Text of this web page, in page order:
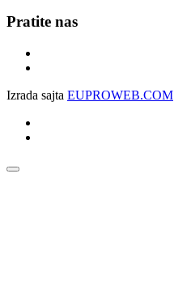
Pratite nas
Izrada sajta EUPROWEB.COM